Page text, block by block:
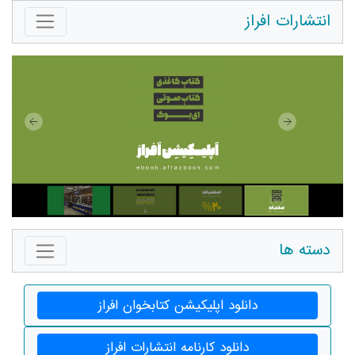
انتشارات افراز
دسته ها
دانلود اپلیکیشن کتابخوان افراز
دانلود کارنامه انتشارات افراز